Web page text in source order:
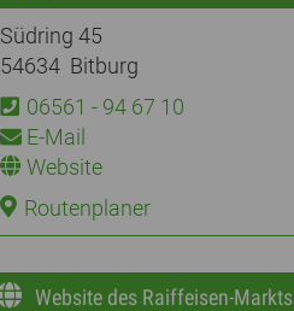
Südring 45
54634 Bitburg
06561 - 94 67 10
E-Mail
Website
Routenplaner
Website des Raiffeisen-Markts